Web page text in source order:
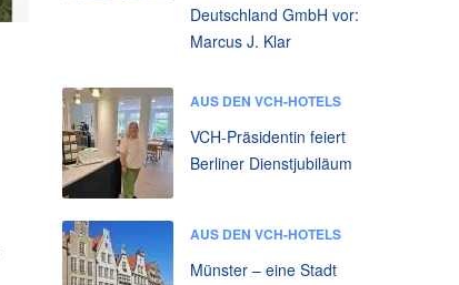
Deutschland GmbH vor:
Marcus J. Klar
AUS DEN VCH-HOTELS
VCH-Präsidentin feiert
Berliner Dienstjubiläum
AUS DEN VCH-HOTELS
Münster – eine Stadt